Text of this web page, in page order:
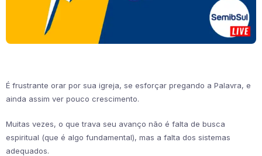
É frustrante orar por sua igreja, se esforçar pregando a Palavra, e
ainda assim ver pouco crescimento.
Muitas vezes, o que trava seu avanço não é falta de busca
espiritual (que é algo fundamental), mas a falta dos sistemas
adequados.